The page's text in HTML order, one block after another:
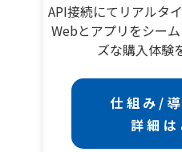
API接続にてリアルタ
Webとアプリをシー
ズな購入体験
仕組み/
詳細は